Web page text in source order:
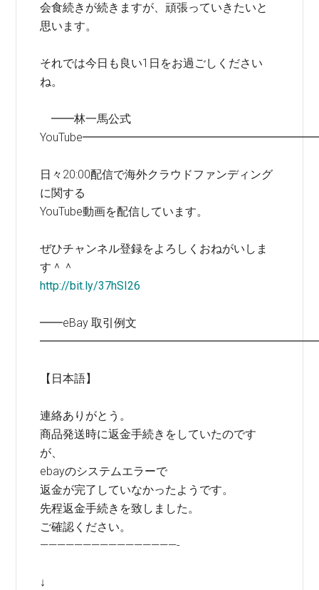
会食続きが続きますが、頑張っていきたいと
思います。
それでは今日も良い1日をお過ごしください
ね。
━━林一馬公式
日々20:00配信で海外クラウドファンディング
に関する
YouTube動画を配信しています。
ぜひチャンネル登録をよろしくおねがいしま
す＾＾
http://bit.ly/37hSI26
━━eBay 取引例文
【日本語】
連絡ありがとう。
商品発送時に返金手続きをしていたのです
が、
ebayのシステムエラーで
返金が完了していなかったようです。
先程返金手続きを致しました。
ご確認ください。
————————————————-
↓